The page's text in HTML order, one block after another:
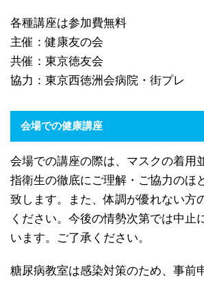
各種講座は参加費無料
主催：健康友の会
共催：東京徳友会
協力：東京西徳洲会病院・街プレ
会場での健康講座
会場での講座の際は、マスクの着用
指衛生の徹底にご理解・ご協力のほ
致します。また、体調が優れない方
ください。今後の情勢次第では中止
います。ご了承ください。
糖尿病教室は感染対策のため、事前